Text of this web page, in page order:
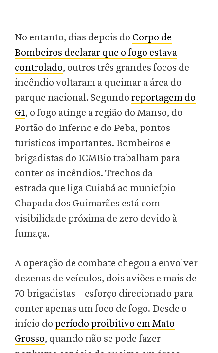
No entanto, dias depois do Corpo de
Bombeiros declarar que o fogo estava
controlado, outros três grandes focos de
incêndio voltaram a queimar a área do
parque nacional. Segundo reportagem do
G1, o fogo atinge a região do Manso, do
Portão do Inferno e do Peba, pontos
turísticos importantes. Bombeiros e
brigadistas do ICMBio trabalham para
conter os incêndios. Trechos da
estrada que liga Cuiabá ao município
Chapada dos Guimarães está com
visibilidade próxima de zero devido à
fumaça.
A operação de combate chegou a envolver
dezenas de veículos, dois aviões e mais de
70 brigadistas – esforço direcionado para
conter apenas um foco de fogo. Desde o
início do período proibitivo em Mato
Grosso, quando não se pode fazer